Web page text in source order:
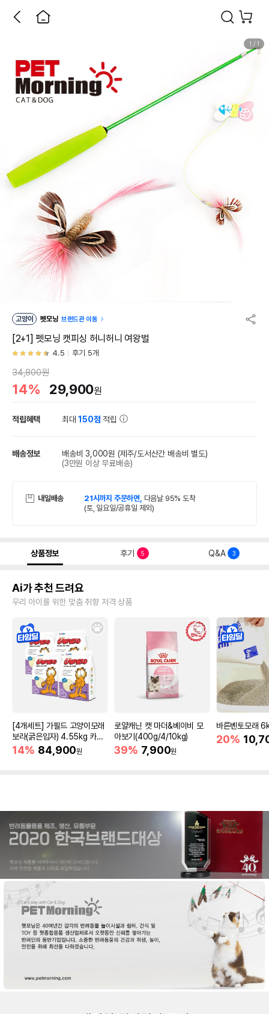
1 / 1
고양이 펫모닝 브랜드관 이동
[2+1] 펫모닝 캣피싱 허니허니 여왕벌
4.5 후기 5개
34,800원
14% 29,900원
적립혜택 최대150점 적립
배송정보 배송비 3,000원 (제주/도서산간 배송비 별도)
(3만원 이상 무료배송)
내일배송 21시까지 주문하면, 다음날 95% 도착
(토, 일요일/공휴일 제외)
상품정보 후기 5 Q&A 3
Ai가 추천 드려요
우리 아이를 위한 맞춤 취향 저격 상품
[4개세트] 가필드 고양이모래
보라(굵은입자) 4.55kg 카사
바모래
14% 84,900원
로얄캐닌 캣 마더&베이비 모
아보기(400g/4/10kg)
39% 7,900원
바른벤토모래
20%